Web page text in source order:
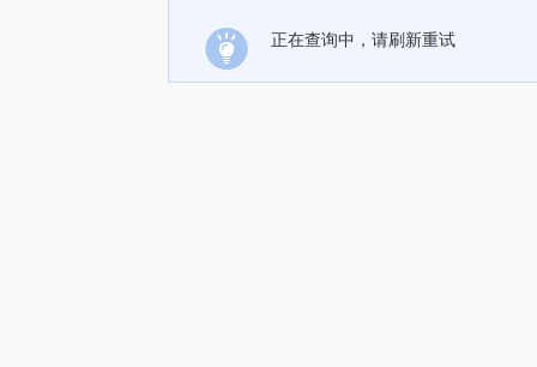
正在查询中，请刷新重试